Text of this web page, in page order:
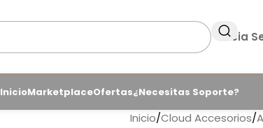
Inicia
InicioMarketplaceOfertas¿Necesitas Soporte?
Inicio/Cloud Accesorios/